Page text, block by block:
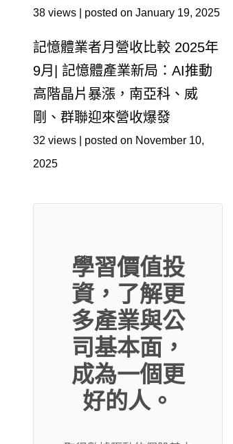
38 views posted on January 19, 2025
記憶體業者月營收比較 2025年
9月| 記憶體產業新局：AI推動
高階晶片暴漲，南亞科、威
剛、群聯迎來營收爆發
32 views
posted on November 10,
2025
學習價值投
資，了解更
多產業與公
司基本面，
成為一個更
好的人。